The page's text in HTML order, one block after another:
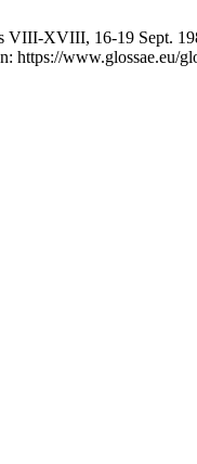
XVIII, 16-19 Sept.
https://www.glossae.eu/